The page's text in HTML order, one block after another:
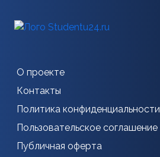
О проекте
Контакты
Политика конфиденциальности
Пользовательское соглашение
Публичная оферта